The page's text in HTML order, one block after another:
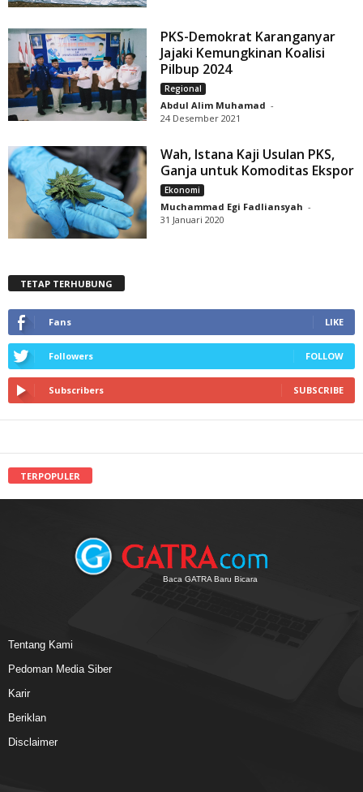
PKS-Demokrat Karanganyar
Jajaki Kemungkinan Koalisi
Pilbup 2024
Regional
Abdul Alim Muhamad -
24 Desember 2021
Wah, Istana Kaji Usulan PKS,
Ganja untuk Komoditas Ekspor
Ekonomi
Muchammad Egi Fadliansyah -
31 Januari 2020
TETAP TERHUBUNG
Fans LIKE
Followers FOLLOW
Subscribers SUBSCRIBE
TERPOPULER
Baca GATRA Baru Bicara
Tentang Kami
Pedoman Media Siber
Karir
Beriklan
Disclaimer